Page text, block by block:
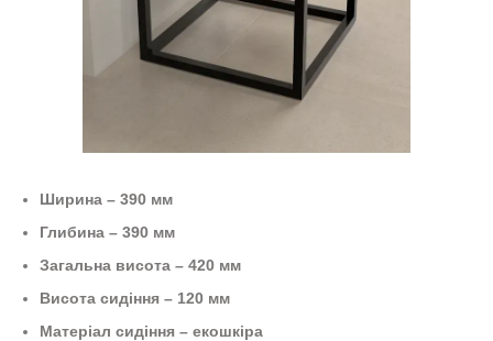
Ширина – 390 мм
Глибина – 390 мм
Загальна висота – 420 мм
Висота сидіння – 120 мм
Матеріал сидіння – екошкіра